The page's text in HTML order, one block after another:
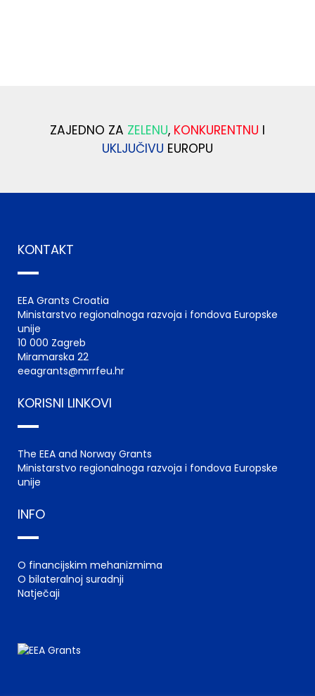
ZAJEDNO ZA ZELENU, KONKURENTNU I
UKLJUČIVU EUROPU
KONTAKT
EEA Grants Croatia
Ministarstvo regionalnoga razvoja i fondova Europske
unije
10 000 Zagreb
Miramarska 22
eeagrants@mrrfeu.hr
KORISNI LINKOVI
The EEA and Norway Grants
Ministarstvo regionalnoga razvoja i fondova Europske
unije
INFO
O financijskim mehanizmima
O bilateralnoj suradnji
Natječaji